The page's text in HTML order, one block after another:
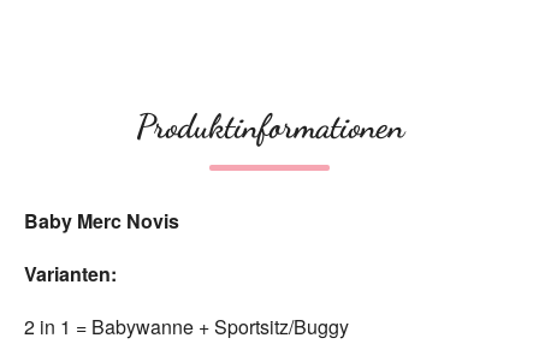
Produktinformationen
Baby Merc Novis
Varianten:
2 in 1 = Babywanne + Sportsitz/Buggy